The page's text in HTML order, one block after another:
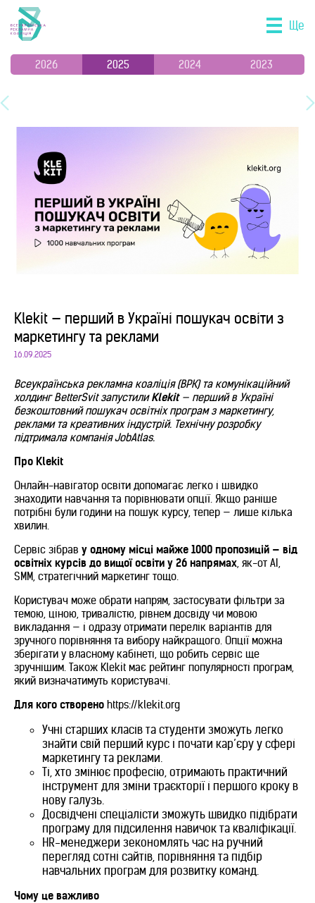
Ще
2026 2025 2024 2023
Klekit — перший в Україні пошукач освіти з
маркетингу та реклами
16.09.2025
Всеукраїнська рекламна коаліція (ВРК) та комунікаційний
холдинг BetterSvit запустилиKlekit— перший в Україні
безкоштовний пошукач освітніх програм з маркетингу,
реклами та креативних індустрій. Технічну розробку
підтримала компанія JobAtlas.
Про Klekit
Онлайн-навігатор освіти допомагає легко і швидко
знаходити навчання та порівнювати опції. Якщо раніше
потрібні були години на пошук курсу, тепер — лише кілька
хвилин.
Сервіс зібрав у одному місці майже 1000 пропозицій — від
освітніх курсів до вищої освіти у 26 напрямах, як-от AI,
SMM, стратегічний маркетинг тощо.
Користувач може обрати напрям, застосувати фільтри за
темою, ціною, тривалістю, рівнем досвіду чи мовою
викладання — і одразу отримати перелік варіантів для
зручного порівняння та вибору найкращого. Опції можна
зберігати у власному кабінеті, що робить сервіс ще
зручнішим. Також Klekit має рейтинг популярності програм,
який визначатимуть користувачі.
Для кого створено https://klekit.org
Учні старших класів та студенти зможуть легко
знайти свій перший курс і почати кар’єру у сфері
маркетингу та реклами.
Ті, хто змінює професію, отримають практичний
інструмент для зміни траєкторії і першого кроку в
нову галузь.
Досвідчені спеціалісти зможуть швидко підібрати
програму для підсилення навичок та кваліфікації.
HR-менеджери зекономлять час на ручний
перегляд сотні сайтів, порівняння та підбір
навчальних програм для розвитку команд.
Чому це важливо